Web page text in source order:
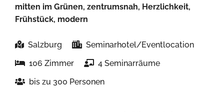
mitten im Grünen, zentrumsnah, Herzlichkeit,
Frühstück, modern
Salzburg
Seminarhotel/Eventlocation
106 Zimmer
4 Seminarräume
bis zu 300 Personen